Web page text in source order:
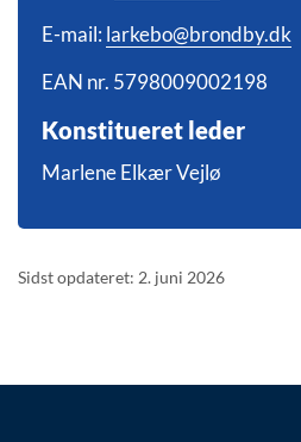
E-mail: larkebo@brondby.dk
EAN nr. 5798009002198
Konstitueret leder
Marlene Elkær Vejlø
Sidst opdateret: 2. juni 2026